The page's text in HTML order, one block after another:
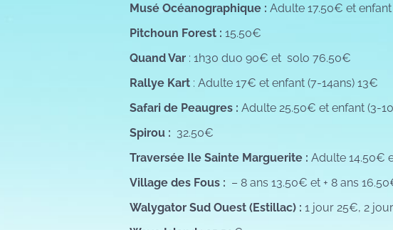
Musé Océanographique : Adulte 17.50€ et enfant
Pitchoun Forest :15.50€
Quand Var : 1h30 duo 90€ et solo 76.50€
Rallye Kart : Adulte 17€ et enfant (7-14ans) 13€
Safari de Peaugres : Adulte 25.50€ et enfant (3-
Spirou : 32.50€
Traversée Ile Sainte Marguerite : Adulte 14.50€
Village des Fous : – 8 ans 13.50€ et + 8 ans
Walygator Sud Ouest (Estillac) : 1 jour 25€, 2